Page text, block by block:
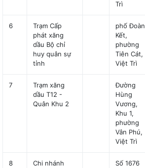
Trì
6
Trạm Cấp
phát xăng
dầu Bộ chỉ
huy quân sự
tỉnh
phố Đoàn
Kết,
phường
Tiên Cát,
Việt Trì
7
Trạm xăng
dầu T12 -
Quân Khu 2
Đường
Hùng
Vương,
Khu 1,
phường
Vân Phú,
Việt Trì
8
Chi nhánh
Số 1676